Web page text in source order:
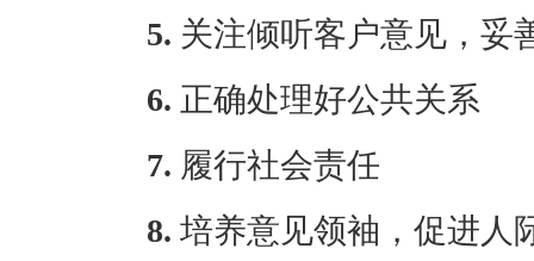
5. 关注倾听客户意见，妥
6. 正确处理好公共关系
7. 履行社会责任
8. 培养意见领袖，促进人